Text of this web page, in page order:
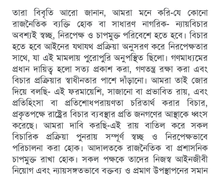
তারা বিবৃতি আরো জানান, আমরা মনে করি-যে কোনো
রাজনৈতিক ব্যক্তি হোক বা সাধারণ নাগরিক- ন্যায়বিচার
অবশ্যই স্বচ্ছ, নিরপেক্ষ ও চাপমুক্ত পরিবেশে হতে হবে। বিচার
হতে হবে আইনের যথাযথ প্রক্রিয়া অনুসরণ করে নিরপেক্ষতার
সাথে, যা এই মামলায় পুরোপুরি অনুপস্থিত ছিলো। গণমাধ্যমের
প্রধান দায়িত্ব হলো সত্য প্রকাশ করা, গণতন্ত্র রক্ষা করা এবং
বিচার প্রক্রিয়ার স্বাধীনতার পাশে দাঁড়ানো। আমরা তাই জোর
দিয়ে বলছি- এই ফরমায়েশি, সাজানো বা প্রভাবিত রায়, এবং
প্রতিহিংসা বা প্রতিশোধপরায়ণতা চরিতার্থ করার বিচার,
প্রকৃতপক্ষে রাষ্ট্রের বিচার ব্যবস্থার প্রতি জনগণের আস্থাকে ধ্বংস
করেছে। আমরা দাবি করছি-এই রায় বাতিল করে সকল
বিচারিক প্রক্রিয়া পুনরায় সম্পূর্ণ স্বচ্ছ ও নিরপেক্ষভাবে
পরিচালনা করা হোক। আদালতকে রাজনৈতিক বা প্রশাসনিক
চাপমুক্ত রাখা হোক। সকল পক্ষকে তাদের নিজস্ব আইনজীবী
নিয়োগ এবং ন্যায়সঙ্গতভাবে বক্তব্য ও প্রমাণ উপস্থাপনের সমান